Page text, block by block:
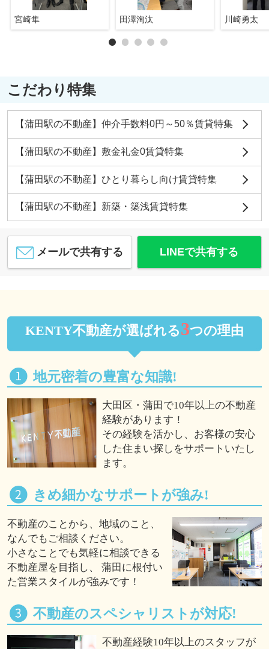
宮崎隼 田澤洵汰 川崎勇太
こだわり特集
【蒲田駅の不動産】仲介手数料0円～50％賃貸特集
【蒲田駅の不動産】敷金礼金0賃貸特集
【蒲田駅の不動産】ひとり暮らし向け賃貸特集
【蒲田駅の不動産】新築・築浅賃貸特集
メールで共有する LINEで共有する
KENTY不動産が選ばれる3つの理由
地元密着の豊富な知識!
大田区・蒲田で10年以上の不動産
経験があります！
その経験を活かし、お客様の安心
した住まい探しをサポートいたし
ます。
きめ細かなサポートが強み!
不動産のことから、地域のこと、
なんでもご相談ください。
小さなことでも気軽に相談できる
不動産屋を目指し、 蒲田に根付い
た営業スタイルが強みです！
不動産のスペシャリストが対応!
不動産経験10年以上のスタッフが